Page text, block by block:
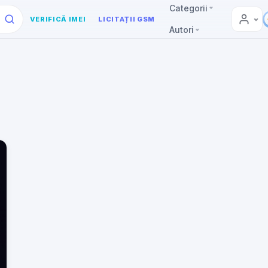
VERIFICĂ IMEI LICITAȚII GSM
Categorii
Autori